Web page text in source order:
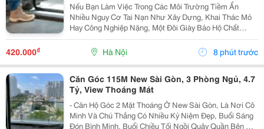
Nếu Bạn Làm Việc Trong Các Môi Trường Tiềm Ẩn
Nhiều Nguy Cơ Tai Nạn Như Xây Dựng, Khai Thác Mỏ
Hay Công Nghiệp Nặng, Một Đôi Giày Bảo Hộ Chất
Lượng Là Trang Bị Không Thể Thiếu Để Bảo Vệ Đôi
Chân. Safety Jogger Là Thương Hiệu Giày Bảo Hộ Nổi
Tiếng Với...
420.000₫ Hà Nội 8 phút trước
Căn Góc 115M New Sài Gòn, 3 Phòng Ngủ, 4.7
Tỷ, View Thoáng Mát
- Căn Hộ Góc 2 Mặt Thoáng Ở New Sài Gòn, Là Nơi Cô
Minh Và Chú Thắng Có Nhiều Kỷ Niệm Đẹp, Buổi Sáng
Đón Bình Minh, Buổi Chiều Tối Ngồi Quây Quần Bên Gia